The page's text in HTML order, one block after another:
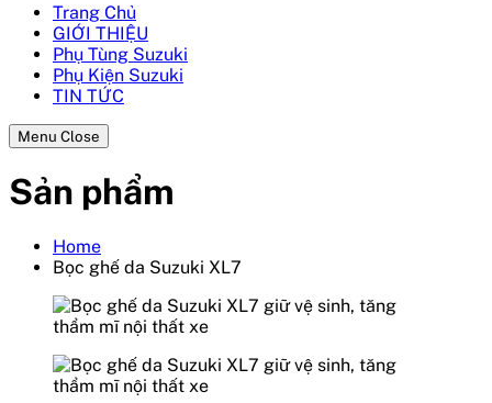
Trang Chủ
GIỚI THIỆU
Phụ Tùng Suzuki
Phụ Kiện Suzuki
TIN TỨC
Menu Close
Sản phẩm
Home
Bọc ghế da Suzuki XL7